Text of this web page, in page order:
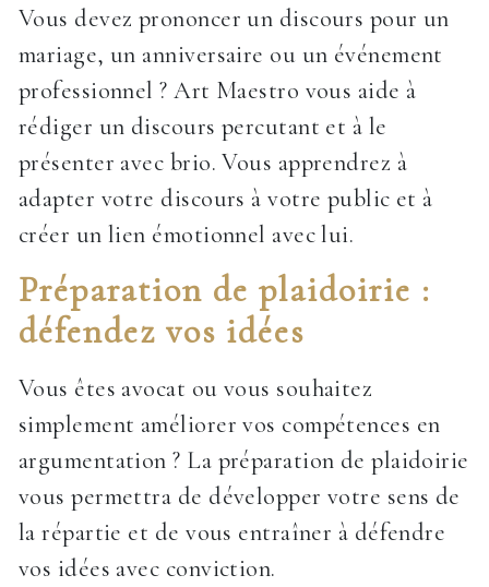
Vous devez prononcer un discours pour un
mariage, un anniversaire ou un événement
professionnel ? Art Maestro vous aide à
rédiger un discours percutant et à le
présenter avec brio. Vous apprendrez à
adapter votre discours à votre public et à
créer un lien émotionnel avec lui.
Préparation de plaidoirie :
défendez vos idées
Vous êtes avocat ou vous souhaitez
simplement améliorer vos compétences en
argumentation ? La préparation de plaidoirie
vous permettra de développer votre sens de
la répartie et de vous entraîner à défendre
vos idées avec conviction.